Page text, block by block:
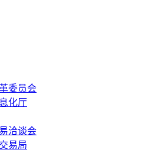
委员会
化厅
洽谈会
易局